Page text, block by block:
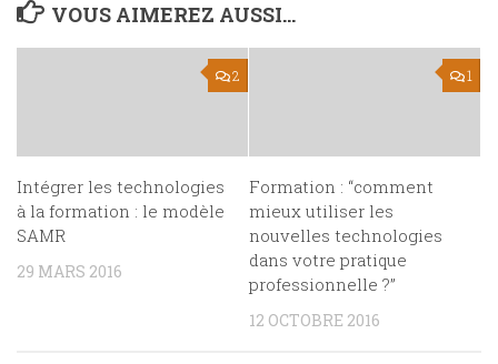
VOUS AIMEREZ AUSSI...
2
Intégrer les technologies
à la formation : le modèle
SAMR
29 MARS 2016
1
Formation : “comment
mieux utiliser les
nouvelles technologies
dans votre pratique
professionnelle ?”
12 OCTOBRE 2016